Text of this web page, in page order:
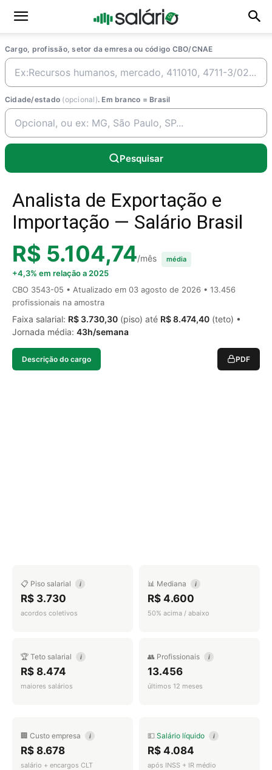
Cargo, profissão, setor da emresa ou código CBO/CNAE
Cidade/estado (opcional). Em branco = Brasil
Pesquisar
Analista de Exportação e
Importação — Salário Brasil
R$ 5.104,74/mês média
+4,3% em relação a 2025
CBO 3543-05 • Atualizado em 03 agosto de 2026 • 13.456
profissionais na amostra
Faixa salarial: R$ 3.730,30 (piso) até R$ 8.474,40 (teto) •
Jornada média: 43h/semana
Descrição do cargo PDF
📋 Piso salarial i
R$ 3.730
acordos coletivos
📊 Mediana i
R$ 4.600
50% acima / abaixo
🏆 Teto salarial i
R$ 8.474
maiores salários
👥 Profissionais i
13.456
últimos 12 meses
🏢 Custo empresa i
R$ 8.678
salário + encargos CLT
💵 Salário líquido i
R$ 4.084
após INSS + IR médio